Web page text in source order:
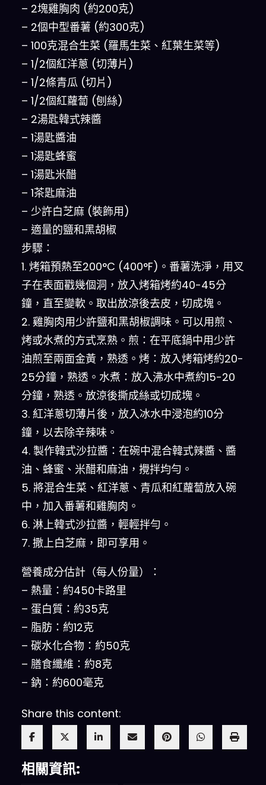
– 2塊雞胸肉 (約200克)
– 2個中型番薯 (約300克)
– 100克混合生菜 (羅馬生菜、紅葉生菜等)
– 1/2個紅洋蔥 (切薄片)
– 1/2條青瓜 (切片)
– 1/2個紅蘿蔔 (刨絲)
– 2湯匙韓式辣醬
– 1湯匙醬油
– 1湯匙蜂蜜
– 1湯匙米醋
– 1茶匙麻油
– 少許白芝麻 (裝飾用)
– 適量的鹽和黑胡椒
步驟：
1. 烤箱預熱至200°C (400°F)。番薯洗淨，用叉
子在表面戳幾個洞，放入烤箱烤約40-45分
鐘，直至變軟。取出放涼後去皮，切成塊。
2. 雞胸肉用少許鹽和黑胡椒調味。可以用煎、
烤或水煮的方式烹熟。煎：在平底鍋中用少許
油煎至兩面金黃，熟透。烤：放入烤箱烤約20-
25分鐘，熟透。水煮：放入沸水中煮約15-20
分鐘，熟透。放涼後撕成絲或切成塊。
3. 紅洋蔥切薄片後，放入冰水中浸泡約10分
鐘，以去除辛辣味。
4. 製作韓式沙拉醬：在碗中混合韓式辣醬、醬
油、蜂蜜、米醋和麻油，攪拌均勻。
5. 將混合生菜、紅洋蔥、青瓜和紅蘿蔔放入碗
中，加入番薯和雞胸肉。
6. 淋上韓式沙拉醬，輕輕拌勻。
7. 撒上白芝麻，即可享用。
營養成分估計（每人份量）：
– 熱量：約450卡路里
– 蛋白質：約35克
– 脂肪：約12克
– 碳水化合物：約50克
– 膳食纖維：約8克
– 鈉：約600毫克
Share this content:
相關資訊: